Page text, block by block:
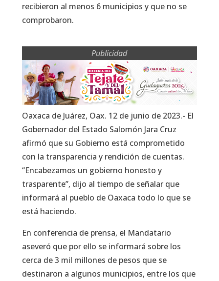
recibieron al menos 6 municipios y que no se
comprobaron.
Publicidad
Oaxaca de Juárez, Oax. 12 de junio de 2023.- El
Gobernador del Estado Salomón Jara Cruz
afirmó que su Gobierno está comprometido
con la transparencia y rendición de cuentas.
“Encabezamos un gobierno honesto y
trasparente”, dijo al tiempo de señalar que
informará al pueblo de Oaxaca todo lo que se
está haciendo.
En conferencia de prensa, el Mandatario
aseveró que por ello se informará sobre los
cerca de 3 mil millones de pesos que se
destinaron a algunos municipios, entre los que